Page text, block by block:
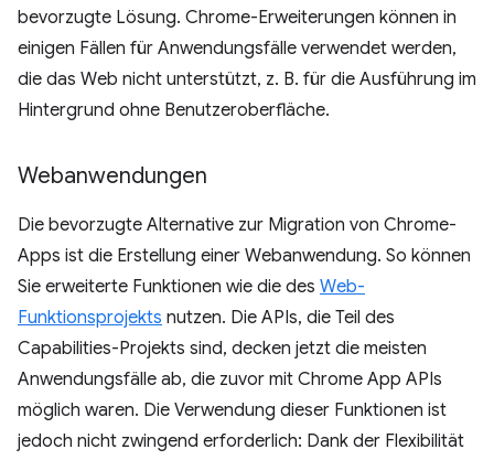
bevorzugte Lösung. Chrome-Erweiterungen können in
einigen Fällen für Anwendungsfälle verwendet werden,
die das Web nicht unterstützt, z. B. für die Ausführung im
Hintergrund ohne Benutzeroberfläche.
Webanwendungen
Die bevorzugte Alternative zur Migration von Chrome-
Apps ist die Erstellung einer Webanwendung. So können
Sie erweiterte Funktionen wie die des Web-
Funktionsprojekts nutzen. Die APIs, die Teil des
Capabilities-Projekts sind, decken jetzt die meisten
Anwendungsfälle ab, die zuvor mit Chrome App APIs
möglich waren. Die Verwendung dieser Funktionen ist
jedoch nicht zwingend erforderlich: Dank der Flexibilität